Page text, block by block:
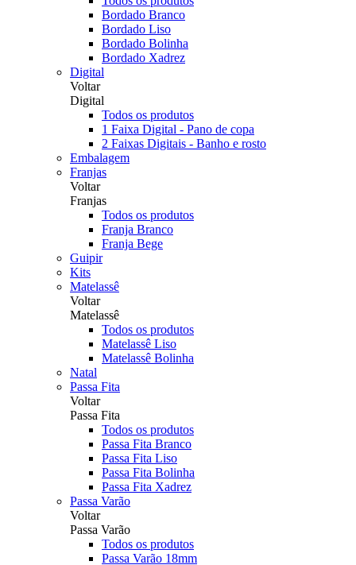
Bordado Branco
Bordado Liso
Bordado Bolinha
Bordado Xadrez
Digital
Voltar
Digital
Todos os produtos
1 Faixa Digital - Pano de copa
2 Faixas Digitais - Banho e rosto
Embalagem
Franjas
Voltar
Franjas
Todos os produtos
Franja Branco
Franja Bege
Guipir
Kits
Matelassê
Voltar
Matelassê
Todos os produtos
Matelassê Liso
Matelassê Bolinha
Natal
Passa Fita
Voltar
Passa Fita
Todos os produtos
Passa Fita Branco
Passa Fita Liso
Passa Fita Bolinha
Passa Fita Xadrez
Passa Varão
Voltar
Passa Varão
Todos os produtos
Passa Varão 18mm